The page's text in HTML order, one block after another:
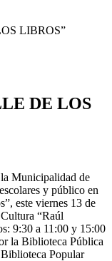
LIBROS”
DE LOS
Municipalidad de
y público en
este viernes 13 de
“Raúl
9:30 a 11:00 y 15:00
la Biblioteca Pública
Popular